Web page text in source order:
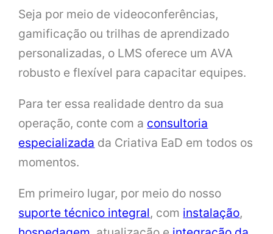
Seja por meio de videoconferências,
gamificação ou trilhas de aprendizado
personalizadas, o LMS oferece um AVA
robusto e flexível para capacitar equipes.
Para ter essa realidade dentro da sua
operação, conte com a consultoria
especializada da Criativa EaD em todos os
momentos.
Em primeiro lugar, por meio do nosso
suporte técnico integral, com instalação,